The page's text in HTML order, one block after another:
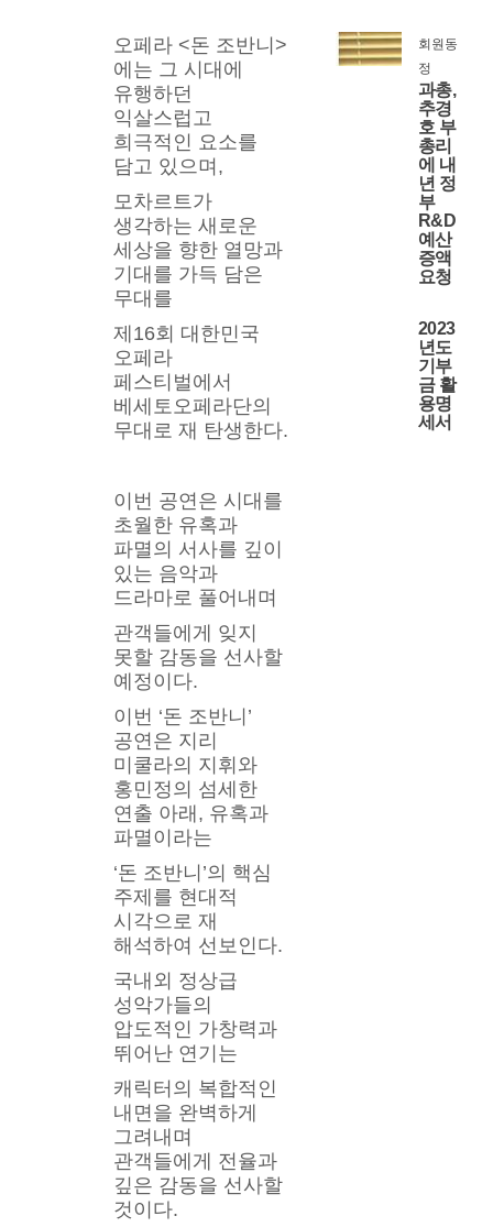
오페라 <돈 조반니>
에는 그 시대에
유행하던
익살스럽고
희극적인 요소를
담고 있으며,
모차르트가
생각하는 새로운
세상을 향한 열망과
기대를 가득 담은
무대를
제16회 대한민국
오페라
페스티벌에서
베세토오페라단의
무대로 재 탄생한다.
이번 공연은 시대를
초월한 유혹과
파멸의 서사를 깊이
있는 음악과
드라마로 풀어내며
관객들에게 잊지
못할 감동을 선사할
예정이다.
이번 ‘돈 조반니’
공연은 지리
미쿨라의 지휘와
홍민정의 섬세한
연출 아래, 유혹과
파멸이라는
‘돈 조반니’의 핵심
주제를 현대적
시각으로 재
해석하여 선보인다.
국내외 정상급
성악가들의
압도적인 가창력과
뛰어난 연기는
캐릭터의 복합적인
내면을 완벽하게
그려내며
관객들에게 전율과
깊은 감동을 선사할
것이다.
회원동
정
과총,
추경
호 부
총리
에 내
년 정
부
R&D
예산
증액
요청
2023
년도
기부
금 활
용명
세서